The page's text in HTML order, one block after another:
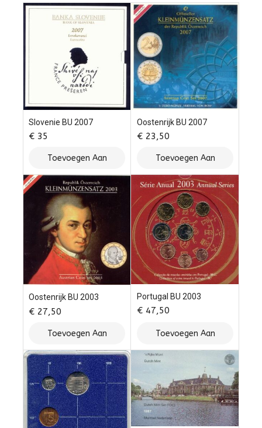
Slovenie BU 2007
€ 35
Toevoegen Aan
Winkelwagen
Oostenrijk BU 2007
€ 23,50
Toevoegen Aan
Winkelwagen
Oostenrijk BU 2003
€ 27,50
Toevoegen Aan
Winkelwagen
Portugal BU 2003
€ 47,50
Toevoegen Aan
Winkelwagen